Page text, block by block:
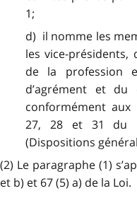
1;
d) il nomme les
les vice-présidents,
de la profession
d’agrément et du
conformément aux
27, 28 et 31 du
(Dispositions
(2) Le paragraphe (1)
et b) et 67 (5) a) de la Loi.